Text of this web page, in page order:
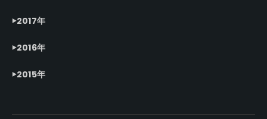
2017年
2016年
2015年